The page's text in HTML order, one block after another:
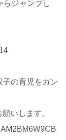
らジャンプし
子の育児をガン
いします。